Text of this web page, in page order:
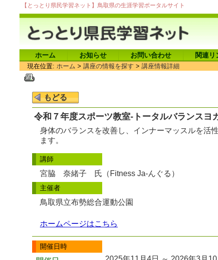
【とっとり県民学習ネット】鳥取県の生涯学習ポータルサイト
ホーム お知らせ お問い合わせ 関連リ
現在位置: ホーム > 講座の情報を探す > 講座情報詳細
令和７年度スポーツ教室-トータルバランス
身体のバランスを改善し、インナーマッスルを活
ます。
講師
宮脇 奈緒子 氏（Fitness Ja-んぐる）
主催者
鳥取県立布勢総合運動公園
ホームページはこちら
開催日時